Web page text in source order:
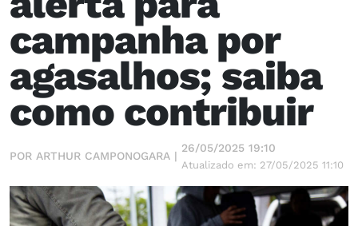
campanha por
agasalhos; saiba
como contribuir
POR ARTHUR CAMPONOGARA |
26/05/2025 19:10
Atualizado em: 27/05/2025 11:10